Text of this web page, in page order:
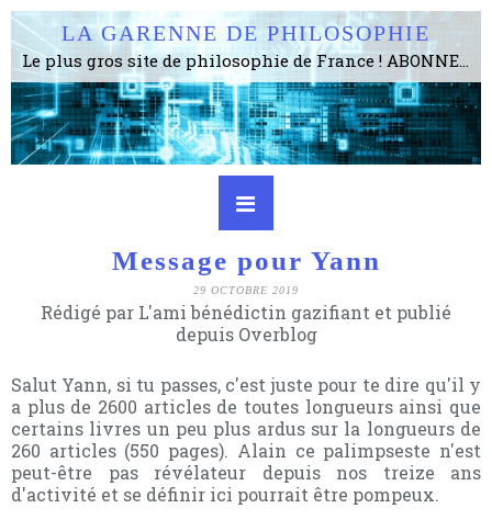
LA GARENNE DE PHILOSOPHIE
Le plus gros site de philosophie de France ! ABONNEZ-VOUS ! 4115 Articles, 1634 abonné·e·s, depuis 2006 . . . . . . . . 2 852 214 pages vues jusqu'à présent. Prestance et être apte à un plus grand nombre de choses.
Message pour Yann
29 OCTOBRE 2019
Rédigé par L'ami bénédictin gazifiant et publié
depuis Overblog
Salut Yann, si tu passes, c'est juste pour te dire qu'il y
a plus de 2600 articles de toutes longueurs ainsi que
certains livres un peu plus ardus sur la longueurs de
260 articles (550 pages). Alain ce palimpseste n'est
peut-être pas révélateur depuis nos treize ans
d'activité et se définir ici pourrait être pompeux.